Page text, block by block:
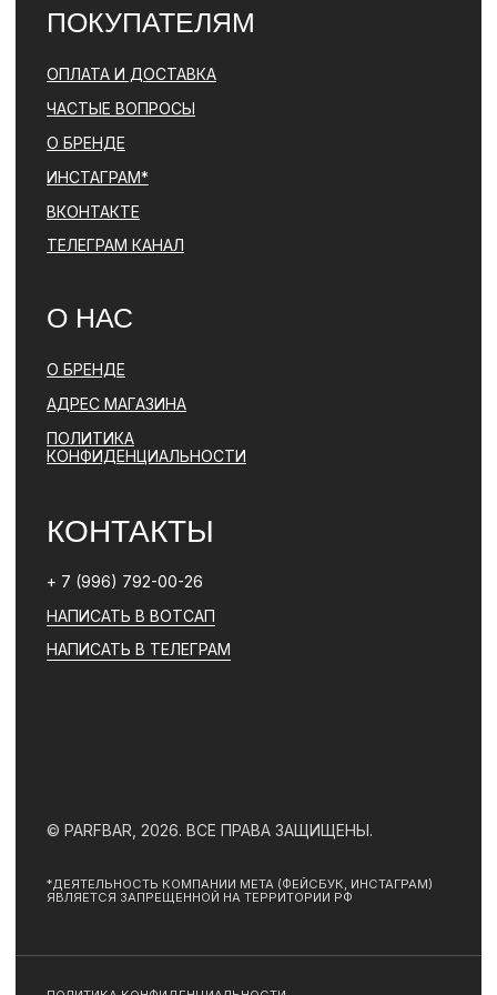
РАЗРАБОТКА САЙТА
ПОЛИТИКА КОНФИДЕНЦИАЛЬНОСТИ
ЯВЛЯЕТСЯ ЗАПРЕЩЕННОЙ НА ТЕРРИТОРИИ РФ
ДОГОВОР ОФЕРТЫ
© PARFBAR, 2026. ВСЕ ПРАВА ЗАЩИЩЕНЫ.